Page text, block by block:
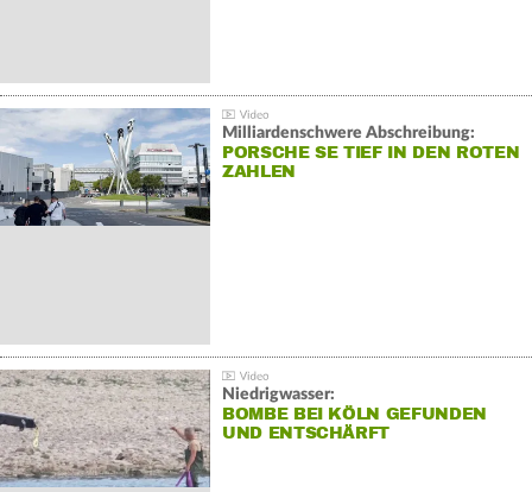
Milliardenschwere Abschreibung:
PORSCHE SE TIEF IN DEN ROTEN
ZAHLEN
Niedrigwasser:
BOMBE BEI KÖLN GEFUNDEN
UND ENTSCHÄRFT